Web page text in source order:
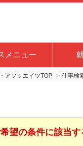
メニュー
アソシエイツTOP 仕事検
望の条件に該当す